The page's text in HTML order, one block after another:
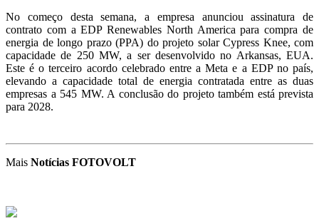
No começo desta semana, a empresa anunciou assinatura de
contrato com a EDP Renewables North America para compra de
energia de longo prazo (PPA) do projeto solar Cypress Knee, com
capacidade de 250 MW, a ser desenvolvido no Arkansas, EUA.
Este é o terceiro acordo celebrado entre a Meta e a EDP no país,
elevando a capacidade total de energia contratada entre as duas
empresas a 545 MW. A conclusão do projeto também está prevista
para 2028.
Mais Notícias FOTOVOLT